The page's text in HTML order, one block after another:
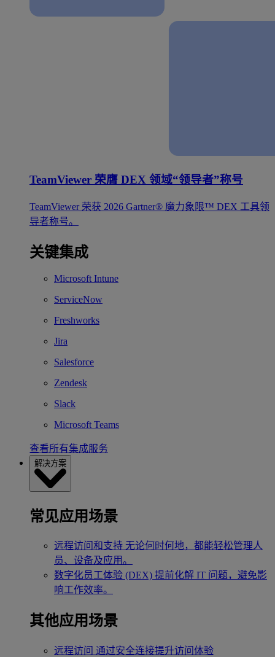
TeamViewer 荣膺 DEX 领域“领导者”称号
TeamViewer 荣获 2026 Gartner® 魔力象限™ DEX 工具领
导者称号。
关键集成
Microsoft Intune
ServiceNow
Freshworks
Jira
Salesforce
Zendesk
Slack
Microsoft Teams
查看所有集成服务
解决方案
常见应用场景
远程访问和支持 无论何时何地，都能轻松管理人
员、设备及应用。
数字化员工体验 (DEX) 提前化解 IT 问题，避免影
响工作效率。
其他应用场景
远程访问 通过安全连接提升访问体验